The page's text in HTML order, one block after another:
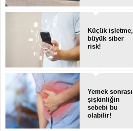
Küçük işletme,
büyük siber
risk!
Yemek sonrası
şişkinliğin
sebebi bu
olabilir!